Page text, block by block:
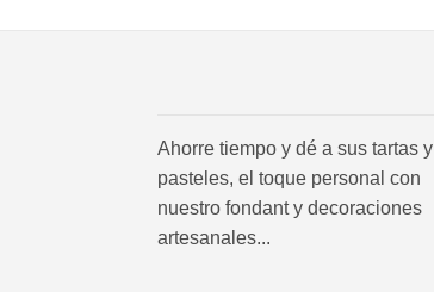
Ahorre tiempo y dé a sus tartas y
pasteles, el toque personal con
nuestro fondant y decoraciones
artesanales...